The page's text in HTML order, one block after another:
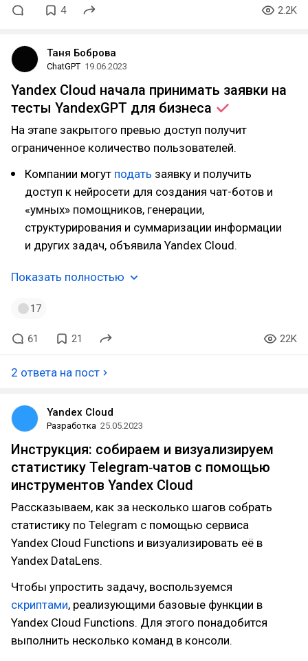
4 2.2K
Таня Боброва
ChatGPT 19.06.2023
Yandex Cloud начала принимать заявки на
тесты YandexGPT для бизнеса
На этапе закрытого превью доступ получит
ограниченное количество пользователей.
Компании могут подать заявку и получить
доступ к нейросети для создания чат-ботов и
«умных» помощников, генерации,
структурирования и суммаризации информации
и других задач, объявила Yandex Cloud.
Показать полностью
17
61 21 22K
2 ответа на пост
Yandex Cloud
Разработка 25.05.2023
Инструкция: собираем и визуализируем
статистику Telegram‑чатов с помощью
инструментов Yandex Cloud
Рассказываем, как за несколько шагов собрать
статистику по Telegram с помощью сервиса
Yandex Cloud Functions и визуализировать её в
Yandex DataLens.
Чтобы упростить задачу, воспользуемся
скриптами, реализующими базовые функции в
Yandex Cloud Functions. Для этого понадобится
выполнить несколько команд в консоли.